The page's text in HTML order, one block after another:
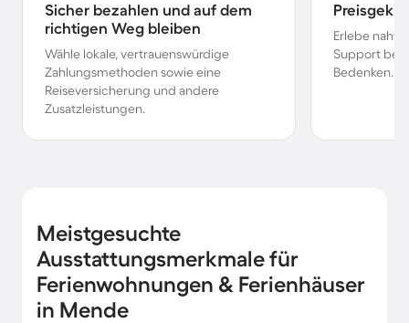
Sicher bezahlen und auf dem
richtigen Weg bleiben
Wähle lokale, vertrauenswürdige
Zahlungsmethoden sowie eine
Reiseversicherung und andere
Zusatzleistungen.
Erlebe
Support bei
Bedenken.
Meistgesuchte
Ausstattungsmerkmale für
Ferienwohnungen & Ferienhäuser
in Mende